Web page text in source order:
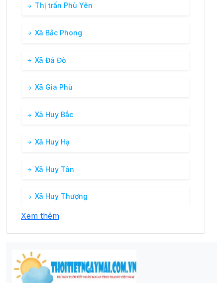
Thị trấn Phù Yên
Xã Bắc Phong
Xã Đá Đỏ
Xã Gia Phù
Xã Huy Bắc
Xã Huy Hạ
Xã Huy Tân
Xã Huy Thượng
Xã Mường Bang
Xem thêm